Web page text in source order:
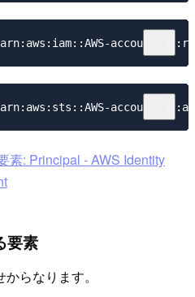
素: Principal - AWS Identity
要素
らなります。